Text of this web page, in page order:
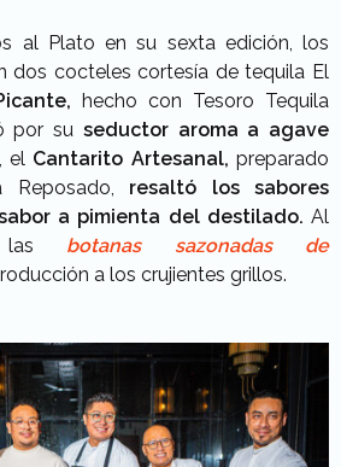
al Plato en su sexta edición, los
dos cocteles cortesía de tequila El
hecho con Tesoro Tequila
por su seductor aroma a agave
el Cantarito Artesanal, preparado
Reposado, resaltó los sabores
a pimienta del destilado. Al
las botanas sazonadas de
a los crujientes grillos.